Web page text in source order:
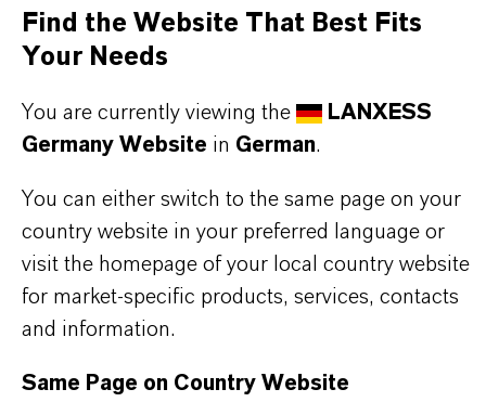
handhaben)
Gebrauch stets Etikett und
Produktinformation lesen. Zugelassene
Anwendungen unterscheiden sich in den
Regionen und Ländern. Für den letzten
Informationsstand wenden Sie sich bitte an
Ihren lokalen LANXESS Vertreter.
Find the Website That Best Fits
Your Needs
You are currently viewing the
LANXESS
Germany Website in German.
You can either switch to the same page on your
country website in your preferred language or
visit the homepage of your local country website
for market-specific products, services, contacts
and information.
Same Page on Country Website